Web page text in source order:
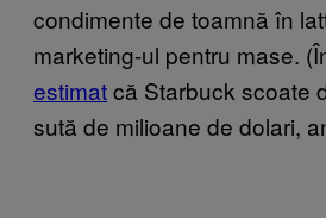
condimente de toamnă în
marketing-ul pentru mase.
estimatcă Starbuck scoate
sută de milioane de dolari,